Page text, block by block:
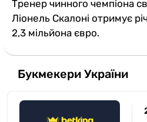
Тренер чинного чемпіона
Ліонель Скалоні отримує
2,3 мільйона євро.
Букмекери України